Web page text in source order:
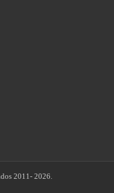
2011- 2026.